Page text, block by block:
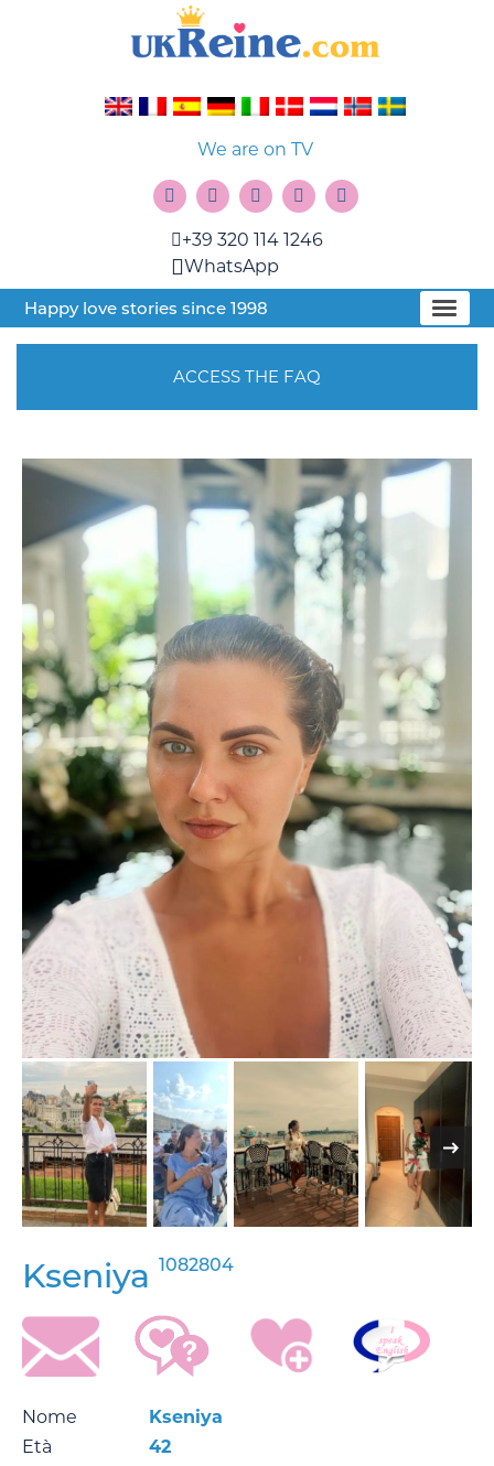
We are on TV
+39 320 114 1246
WhatsApp
Happy love stories since 1998
ACCESS THE FAQ
Kseniya 1082804
Nome
Kseniya
Età
42